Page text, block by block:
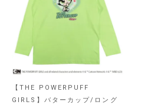
【THE POWERPUFF
GIRLS】バターカップ/ロング